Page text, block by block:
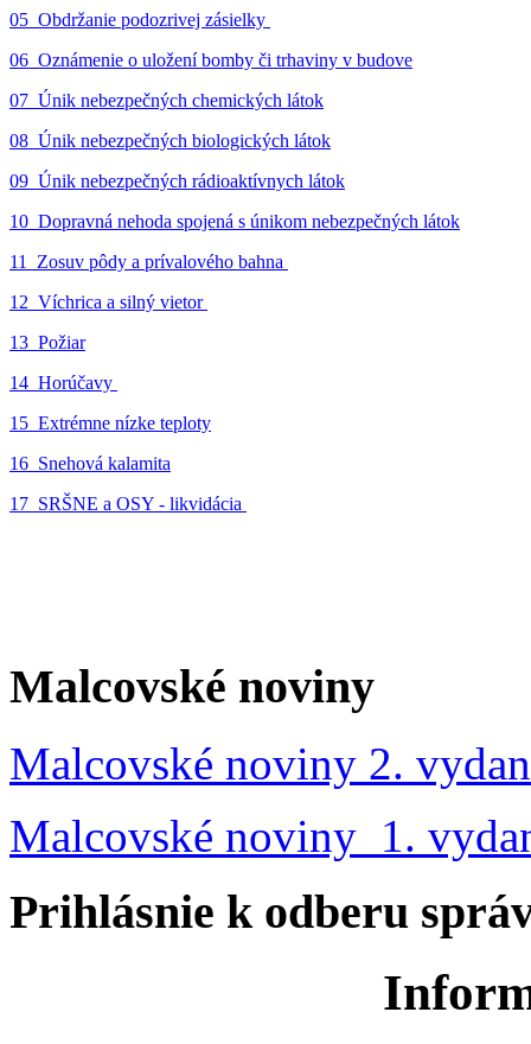
05_Obdržanie podozrivej zásielky
06_Oznámenie o uložení bomby či trhaviny v budove
07_Únik nebezpečných chemických látok
08_Únik nebezpečných biologických látok
09_Únik nebezpečných rádioaktívnych látok
10_Dopravná nehoda spojená s únikom nebezpečných látok
11_Zosuv pôdy a prívalového bahna
12_Víchrica a silný vietor
13_Požiar
14_Horúčavy
15_Extrémne nízke teploty
16_Snehová kalamita
17_SRŠNE a OSY - likvidácia
Malcovské noviny
Malcovské noviny 2.
Malcovské noviny 1.
Prihlásnie k odberu